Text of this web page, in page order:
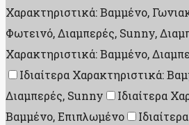
Χαρακτηριστικά: Βαμμένο,
Φωτεινό, Διαμπερές, Sunny,
Χαρακτηριστικά: Βαμμένο,
Ιδιαίτερα Χαρακτηριστικά:
Διαμπερές, Sunny
Ιδιαίτερα
Βαμμένο, Επιπλωμένο